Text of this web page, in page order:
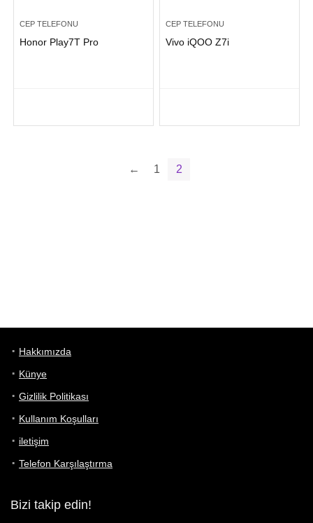
CEP TELEFONU
Honor Play7T Pro
CEP TELEFONU
Vivo iQOO Z7i
← 1 2
Hakkımızda
Künye
Gizlilik Politikası
Kullanım Koşulları
iletişim
Telefon Karşılaştırma
Bizi takip edin!